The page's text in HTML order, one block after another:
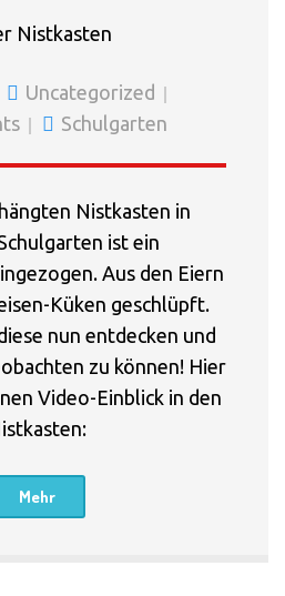
Uncategorized
Schulgarten
Nistkasten in
ist ein
Aus den Eiern
Küken geschlüpft.
nun entdecken und
zu können! Hier
Video-Einblick in den
Mehr